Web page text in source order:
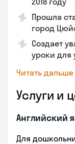
Прошла
город
Создает
уроки для
Читать дальше
Услуги и
Английский
Для